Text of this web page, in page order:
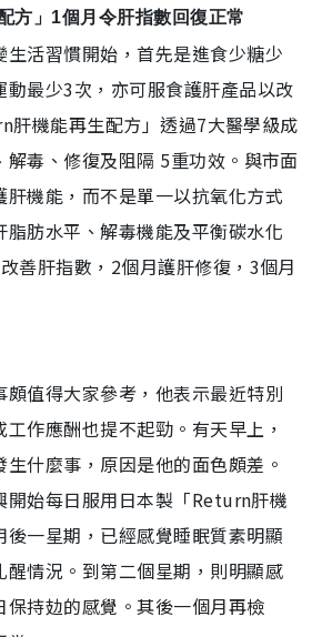
方」1個月令肝指數回復正常
活習慣開始，首先是進食少糖少
最少3次，亦可服食護肝產品以改
肝機能再生配方」透過7大醫學級成
毒、修復及阻隔 5重功效。與市面
肝機能，而不是單一以抗氧化方式
肪水平、解毒機能及平衡碳水化
善肝指數，2個月護肝修復，3個月
值得大家參考，他表示最近特別
作應酬也提不起勁。有天早上，
什麼事，原因是他的面色頗差。
開始每日服用日本製「Return肝機
後一星期，已經感覺睡眠質素明顯
情況。到第二個星期，則明顯感
保持攰的感覺。其後一個月再檢